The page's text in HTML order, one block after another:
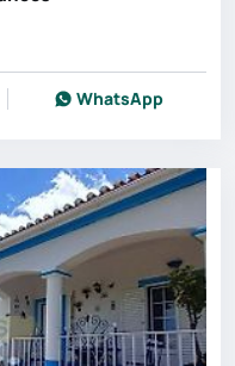
WhatsApp